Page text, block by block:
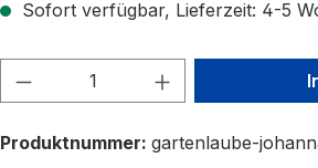
Sofort verfügbar, Lieferzeit: 4-5
Produkt Anzahl: Gib
Produktnummer: gartenlaube-